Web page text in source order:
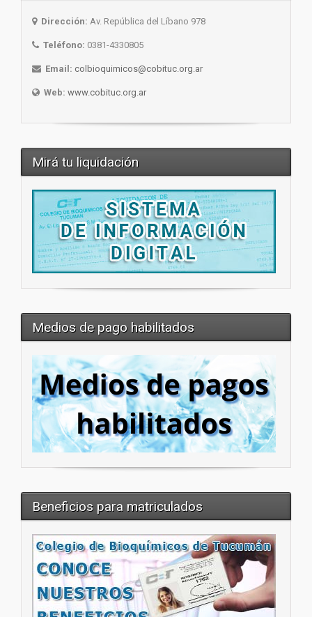
Dirección: Av. República del Líbano 978
Teléfono: 0381-4330805
Email: colbioquimicos@cobituc.org.ar
Web: www.cobituc.org.ar
Mirá tu liquidación
Medios de pago habilitados
Beneficios para matriculados